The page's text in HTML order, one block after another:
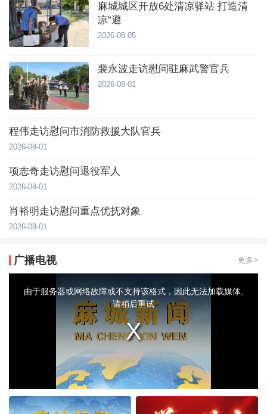
麻城城区开放6处清凉驿站 打造清
凉“避
2026-08-05
裴永波走访慰问驻麻武警官兵
2026-08-01
程伟走访慰问市消防救援大队官兵
2026-08-01
项志奇走访慰问退役军人
2026-08-01
肖裕明走访慰问重点优抚对象
2026-08-01
广播电视 更多>
modal由于服务器或网络故障或不支持该格式，因此无法加载媒体,
请稍后重试